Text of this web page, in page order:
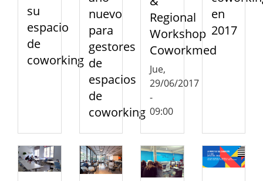
su
espacio
de
coworking
nuevo
para
gestores
de
espacios
de
coworking
Regional
Workshop
Coworkmed
Jue,
29/06/2017
-
09:00
en
2017